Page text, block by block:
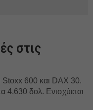
στις
Stoxx 600 και DAX 30.
4.630 δολ. Ενισχύεται